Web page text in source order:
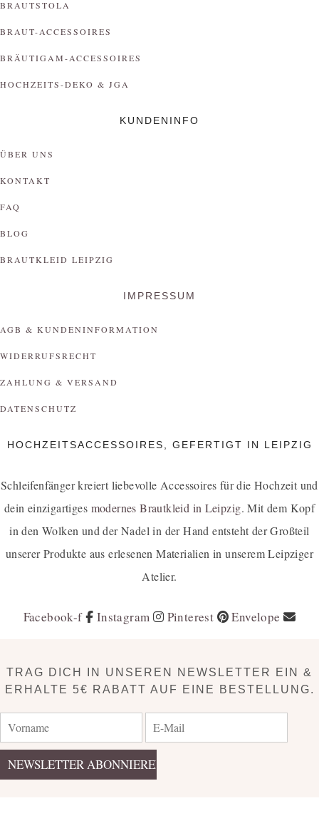
BRAUTSTOLA
BRAUT-ACCESSOIRES
BRÄUTIGAM-ACCESSOIRES
HOCHZEITS-DEKO & JGA
KUNDENINFO
ÜBER UNS
KONTAKT
FAQ
BLOG
BRAUTKLEID LEIPZIG
IMPRESSUM
AGB & KUNDENINFORMATION
WIDERRUFSRECHT
ZAHLUNG & VERSAND
DATENSCHUTZ
HOCHZEITSACCESSOIRES, GEFERTIGT IN LEIPZIG
Schleifenfänger kreiert liebevolle Accessoires für die Hochzeit und
dein einzigartiges modernes Brautkleid in Leipzig. Mit dem Kopf
in den Wolken und der Nadel in der Hand entsteht der Großteil
unserer Produkte aus erlesenen Materialien in unserem Leipziger
Atelier.
Facebook-f Instagram Pinterest Envelope
TRAG DICH IN UNSEREN NEWSLETTER EIN &
ERHALTE 5€ RABATT AUF EINE BESTELLUNG.